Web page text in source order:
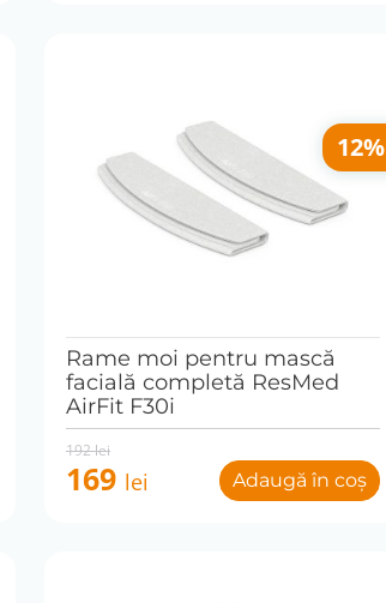
12%
Rame moi pentru mască
facială completă ResMed
AirFit F30i
192lei
Original
price
was:
169 lei
Current
price
is:
Adaugă în coș